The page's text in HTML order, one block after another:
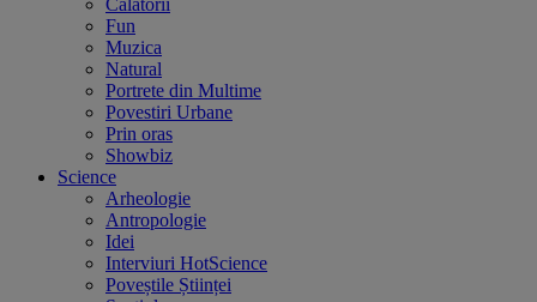
Calatorii
Fun
Muzica
Natural
Portrete din Multime
Povestiri Urbane
Prin oras
Showbiz
Science
Arheologie
Antropologie
Idei
Interviuri HotScience
Poveștile Științei